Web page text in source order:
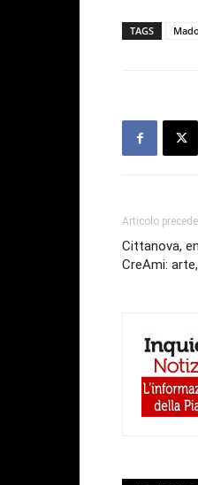
TAGS
Articolo
Cittanova,
CreAmi: